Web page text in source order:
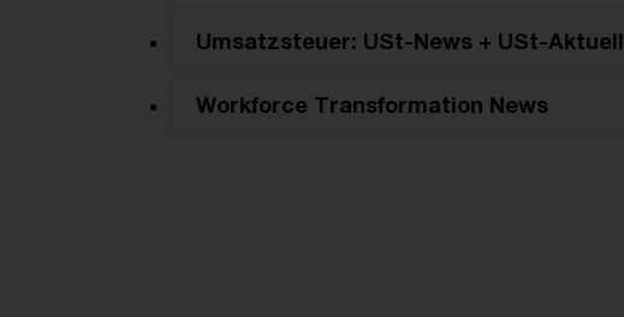
Umsatzsteuer: USt-News + USt-Aktuell
Workforce Transformation News